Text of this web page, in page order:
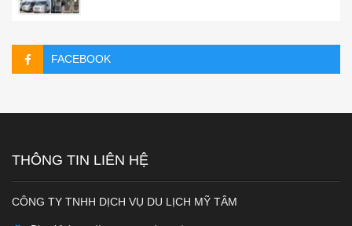
FACEBOOK
THÔNG TIN LIÊN HỆ
CÔNG TY TNHH DỊCH VỤ DU LỊCH MỸ TÂM